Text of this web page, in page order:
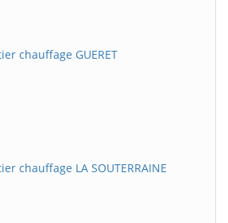
chauffage GUERET
chauffage LA SOUTERRAINE